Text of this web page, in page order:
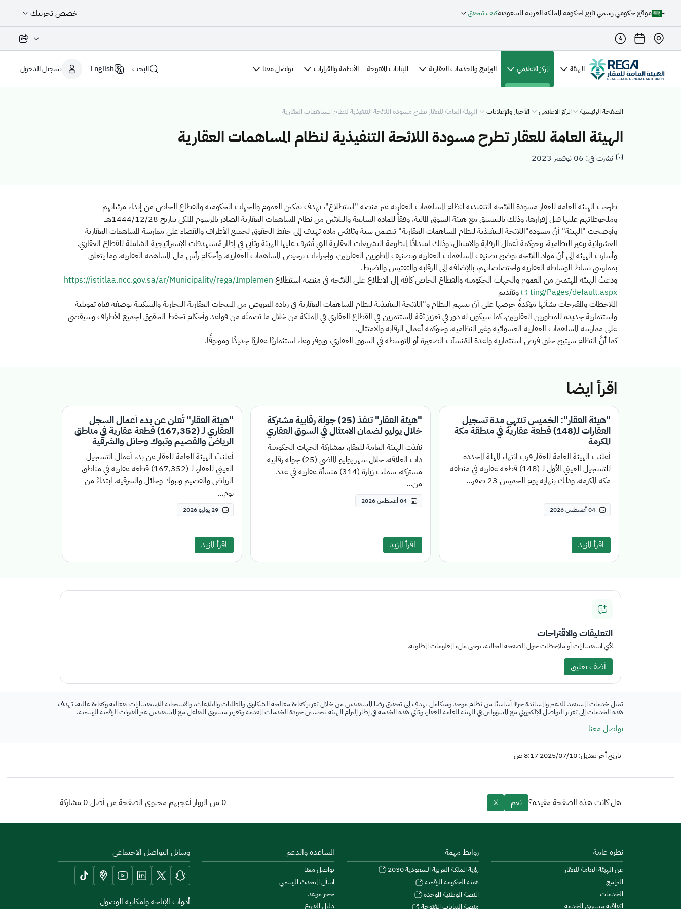
- موقع حكومي رسمي تابع لحكومة المملكة العربية السعوديةكيف تتحقق خصص تجربتك
-
-
- مشاركة
الهيئة المركز الاعلامي البرامج والخدمات العقارية البيانات المفتوحة الأنظمة والقرارات تواصل معنا البحث English تسجيل الدخول
الصفحة الرئيسية المركز الاعلامي الأخبار والإعلانات الهيئة العامة للعقار تطرح مسودة اللائحة التنفيذية لنظام المساهمات العقارية
الهيئة العامة للعقار تطرح مسودة اللائحة التنفيذية لنظام المساهمات العقارية
نشرت في: 06 نوفمبر 2023
طرحت الهيئة العامة للعقار مسودة اللائحة التنفيذية لنظام المساهمات العقارية عبر منصة "استطلاع"، بهدف تمكين العموم والجهات الحكومية والقطاع الخاص من إبداء مرئياتهم
وملحوظاتهم عليها قبل إقرارها، وذلك بالتنسيق مع هيئة السوق المالية، وفقاً للمادة السابعة والثلاثين من نظام المساهمات العقارية الصادر بالمرسوم الملكي بتاريخ 1444/12/28هـ
.
وأوضحت "الهيئة" أنّ مسودة"اللائحة التنفيذية لنظام المساهمات العقارية" تتضمن ستة وثلاثين مادة تهدف إلى حفظ الحقوق لجميع الأطراف والقضاء على ممارسة المساهمات العقارية
العشوائية وغير النظامية، وحوكمة أعمال الرقابة والامتثال، وذلك امتدادًا لمنظومة التشريعات العقارية التي تُشرف عليها الهيئة وتأتي في إطار مُستهدفات الإستراتيجية الشاملة للقطاع العقاري.
وأشارت الهيئة إلى أنّ مواد اللائحة توضح تصنيف المساهمات العقارية وتصنيف المطورين العقاريين، وإجراءات ترخيص المساهمات العقارية، وأحكام رأس مال المساهمة العقارية، وما يتعلق
بممارسي نشاط الوساطة العقارية واختصاصاتهم، بالإضافة إلى الرقابة والتفتيش والضبط.
ودعتْ الهيئة المهتمين من العموم والجهات الحكومية والقطاع الخاص كافة إلى الاطلاع على اللائحة في منصة استطلاع https://istitlaa.ncc.gov.sa/ar/Municipality/rega/Implemen
ting/Pages/default.aspx
وتقديم
الملاحظات والمقترحات بشأنها مؤكدةً حرصها على أنْ يسهم النظام و"اللائحة التنفيذية لنظام المساهمات العقارية في زيادة المعروض من المنتجات العقارية التجارية والسكنية بوصفه قناة تمويلية
واستثمارية جديدة للمطورين العقاريين، كما سيكون له دور في تعزيز ثقة المستثمرين في القطاع العقاري في المملكة من خلال ما تضمنَه من قواعد وأحكام تحفظ الحقوق لجميع الأطراف وسيقضي
على ممارسة المساهمات العقارية العشوائية وغير النظامية، وحوكمة أعمال الرقابة والامتثال.
كما أنَّ النظام سيتيح خلق فرص استثمارية واعدة للمُنشآت الصغيرة أو المتوسطة في السوق العقاري، ويوفر وعاء استثماريًا عقاريًا جديدًا وموثوقًا.
اقرأ ايضا
"هيئة العقار": الخميس تنتهي مدة تسجيل
العقارات لـ(148) قطعة عقارية في منطقة مكة
المكرمة
أعلنت الهيئة العامة للعقار قرب انتهاء المهلة المحددة
للتسجيل العيني الأول لـ (148) قطعة عقارية في منطقة
مكة المكرمة، وذلك بنهاية يوم الخميس 23 صفر...
04 أغسطس 2026
اقرأ المزيد
"هيئة العقار" تنفذ (25) جولة رقابية مشتركة
خلال يوليو لضمان الامتثال في السوق العقاري
نفذت الهيئة العامة للعقار، بمشاركة الجهات الحكومية
ذات العلاقة، خلال شهر يوليو الماضي (25) جولة رقابية
مشتركة، شملت زيارة (314) منشأة عقارية في عدد
من...
04 أغسطس 2026
اقرأ المزيد
"هيئة العقار" تُعلن عن بدء أعمال السجل
العقاري لـ (167,352) قطعة عقارية في مناطق
الرياض والقصيم وتبوك وحائل والشرقية
أعلنتْ الهيئة العامة للعقار عن بدء أعمال التسجيل
العيني للعقار، لـ (167,352) قطعة عقارية في مناطق
الرياض والقصيم وتبوك وحائل والشرقية، ابتداءً من
يوم...
29 يوليو 2026
اقرأ المزيد
التعليقات والاقتراحات
لأي استفسارات أو ملاحظات حول الصفحة الحالية، يرجى ملء المعلومات المطلوبة.
أضف تعليق
تمثل خدمات المستفيد للدعم والمساندة جزءًا أساسيًا من نظام موحد ومتكامل يهدف إلى تحقيق رضا المستفيدين من خلال تعزيز كفاءة معالجة الشكاوى والطلبات والبلاغات، والاستجابة للاستفسارات بفعالية وكفاءة عالية. تهدف
هذه الخدمات إلى تعزيز التواصل الإلكتروني مع المسؤولين في الهيئة العامة للعقار، وتأتي هذه الخدمة في إطار إلتزام الهيئة بتحسين جودة الخدمات المقدمة وتعزيز مستوى التفاعل مع المستفيدين عبر القنوات الرقمية الرسمية.
تواصل معنا
تاريخ أخر تعديل: 2025/07/10 8:17 ص
هل كانت هذه الصفحة مفيدة؟ نعم لا 0 من الزوار أعجبهم محتوى الصفحة من أصل 0 مشاركة
نظرة عامة
عن الهيئة العامة للعقار
البرامج
الخدمات
اتفاقية مستوى الخدمة
روابط مهمة
رؤية المملكة العربية السعودية 2030
هيئة الحكومة الرقمية
المنصة الوطنية الموحدة
منصة البيانات المفتوحة
المساعدة والدعم
تواصل معنا
اسأل المتحدث الرسمي
حجز موعد
دليل الفروع
وسائل التواصل الاجتماعي
أدوات الإتاحة وامكانية الوصول